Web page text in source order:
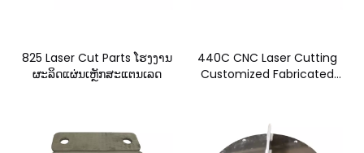
825 Laser Cut Parts ໂຮງງານ
ຜະລິດແຜ່ນເຫຼັກສະແຕນເລດ
440C CNC Laser Cutting
Customized Fabricated